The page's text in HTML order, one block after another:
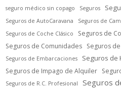
seguro médico sin copago
Seguros
Seguros de AutoCaravana Seguros de
Seguros de Coche Clásico
Seguros de
Seguros de Comunidades Seguros
Seguros de Embarcaciones Seguros de
Seguros de Impago de Alquiler
Seguros de R.C. Profesional Seguros